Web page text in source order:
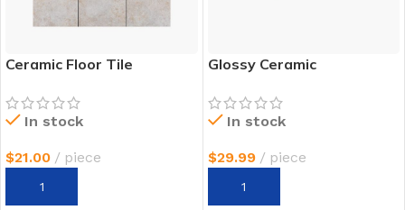
Ceramic Floor Tile
In stock
$21.00 piece
AÑADIR AL CARRITO
Glossy Ceramic
In stock
$29.99 piece
AÑADIR AL CARRITO